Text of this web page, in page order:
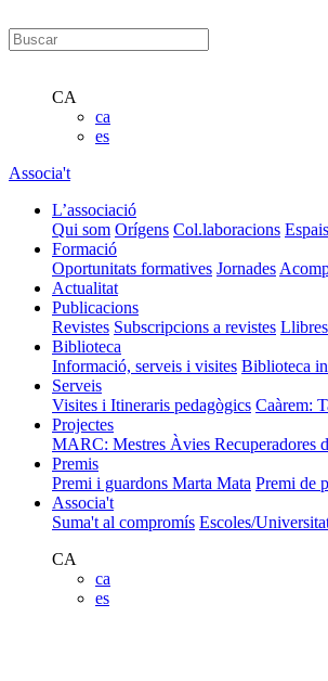
CA
ca
es
Associa't
L’associació
Qui som Orígens Col.laboracions Espais
Formació
Oportunitats formatives Jornades
Actualitat
Publicacions
Revistes Subscripcions a revistes Llibres
Biblioteca
Informació, serveis i visites Biblioteca
Serveis
Visites i Itineraris pedagògics Caàrem:
Projectes
MARC: Mestres Àvies Recuperadores
Premis
Premi i guardons Marta Mata Premi de
Associa't
Suma't al compromís Escoles/
CA
ca
es